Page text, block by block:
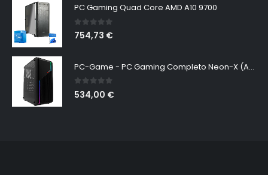
PC Gaming Quad Core AMD A10 9700
0out of 5
754,73 €
PC-Game - PC Gaming Completo Neon-X (AMD Ryzen 7-5700G, 16GB RAM, 480GB SSD + 2TB HDD, Gráficos Radeon RX Vega 8, W11 Pro Preinstalado Sin Licencia). Ordenador de Sobremesa
0out of 5
534,00 €